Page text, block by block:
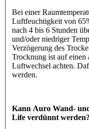
Bei einer
Luftfeuchtigkeit von
nach 4 bis 6 Stunden
und/oder niedriger
Verzögerung des
Trocknung ist auf einen
Luftwechsel achten.
werden.
Kann Auro Wand-
Life verdünnt werden?